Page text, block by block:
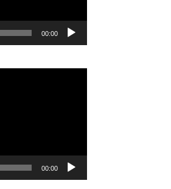
00:00
00:00